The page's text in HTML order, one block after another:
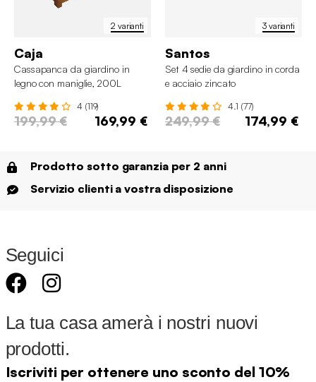
2 varianti
Caja
Cassapanca da giardino in
legno con maniglie, 200L
4 (119)
199,99 € 169,99 €
3 varianti
Santos
Set 4 sedie da giardino in corda
e acciaio zincato
4.1 (77)
249,99 € 174,99 €
Prodotto sotto garanzia per 2 anni
Servizio clienti a vostra disposizione
Seguici
La tua casa amerà i nostri nuovi
prodotti.
Iscriviti per ottenere uno sconto del 10%